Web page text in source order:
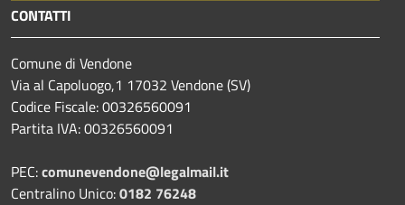
CONTATTI
Comune di Vendone
Via al Capoluogo,1 17032 Vendone (SV)
Codice Fiscale: 00326560091
Partita IVA: 00326560091
PEC:comunevendone@legalmail.it
Centralino Unico:0182 76248